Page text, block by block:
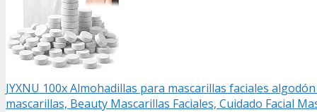
JYXNU 100x Almohadillas para mascarillas faciales
mascarillas, Beauty Mascarillas Faciales, Cuidado Facial